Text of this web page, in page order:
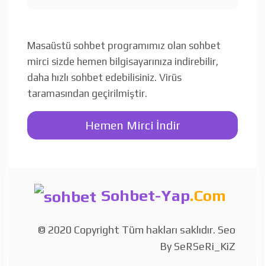
Masaüstü sohbet programımız olan sohbet
mirci sizde hemen bilgisayarınıza indirebilir,
daha hızlı sohbet edebilisiniz. Virüs
taramasından geçirilmiştir.
Hemen Mirci İndir
Sohbet-Yap.Com
© 2020 Copyright Tüm hakları saklıdır. Seo
By SeRSeRi_KiZ